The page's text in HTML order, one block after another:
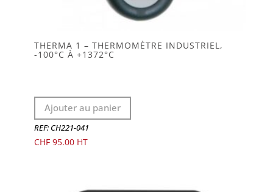
THERMA 1 – THERMOMÈTRE INDUSTRIEL,
-100°C À +1372°C
Ajouter au panier
REF: CH221-041
CHF95.00